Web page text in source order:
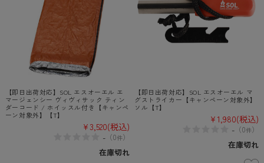
【即日出荷対応】SOL エスオーエル エ
マージェンシー ヴィヴィサック ティン
ダーコード / ホイッスル付き【キャンペ
ーン対象外】【T】
¥3,520(税込)
-（0件）
在庫切れ
【即日出荷対応】SOL エスオーエル マ
グストライカー【キャンペーン対象外】
ソル【T】
¥1,980(税込)
- （0件）
在庫切れ